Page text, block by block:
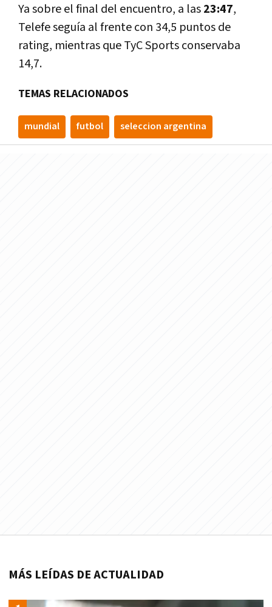
Ya sobre el final del encuentro, a las23:47,
Telefe seguía al frente con 34,5 puntos de
rating, mientras que TyC Sports conservaba
14,7.
TEMAS RELACIONADOS
mundial futbol seleccion argentina
MÁS LEÍDAS DE ACTUALIDAD